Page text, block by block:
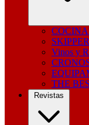
SKIPPER
Vinos y
THE
Revistas